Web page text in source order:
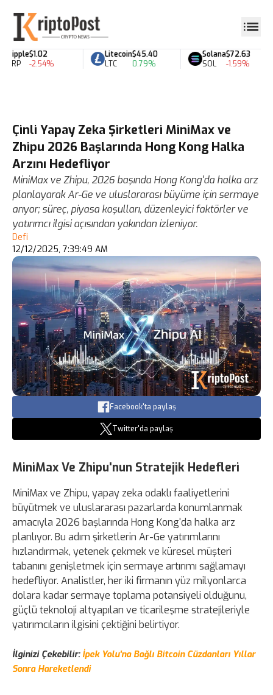
Ripple
XRP
$1.02
-2.54%
Litecoin
LTC
$45.40
0.79%
Solana
SOL
$72.63
-1.59%
Çinli Yapay Zeka Şirketleri MiniMax ve
Zhipu 2026 Başlarında Hong Kong Halka
Arzını Hedefliyor
MiniMax ve Zhipu, 2026 başında Hong Kong'da halka arz
planlayarak Ar-Ge ve uluslararası büyüme için sermaye
arıyor; süreç, piyasa koşulları, düzenleyici faktörler ve
yatırımcı ilgisi açısından yakından izleniyor.
Defi
12/12/2025, 7:39:49 AM
Facebook'ta paylaş
Twitter'da paylaş
MiniMax Ve Zhipu'nun Stratejik Hedefleri
MiniMax ve Zhipu, yapay zeka odaklı faaliyetlerini
büyütmek ve uluslararası pazarlarda konumlanmak
amacıyla 2026 başlarında Hong Kong'da halka arz
planlıyor. Bu adım şirketlerin Ar-Ge yatırımlarını
hızlandırmak, yetenek çekmek ve küresel müşteri
tabanını genişletmek için sermaye artırımı sağlamayı
hedefliyor. Analistler, her iki firmanın yüz milyonlarca
dolara kadar sermaye toplama potansiyeli olduğunu,
güçlü teknoloji altyapıları ve ticarileşme stratejileriyle
yatırımcıların ilgisini çektiğini belirtiyor.
İlginizi Çekebilir: İpek Yolu'na Bağlı Bitcoin Cüzdanları Yıllar
Sonra Hareketlendi